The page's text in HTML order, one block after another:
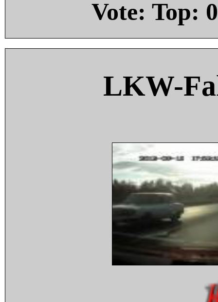
Vote: Top: 0
LKW-